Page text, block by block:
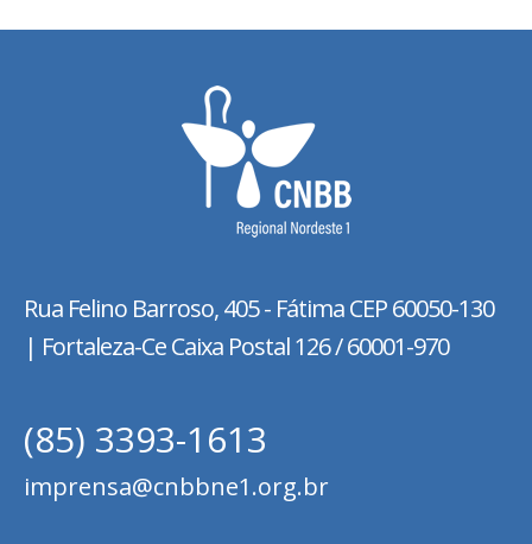
Rua Felino Barroso, 405 - FátimaCEP 60050-130
| Fortaleza-Ce Caixa Postal 126 / 60001-970
(85) 3393-1613
imprensa@cnbbne1.org.br